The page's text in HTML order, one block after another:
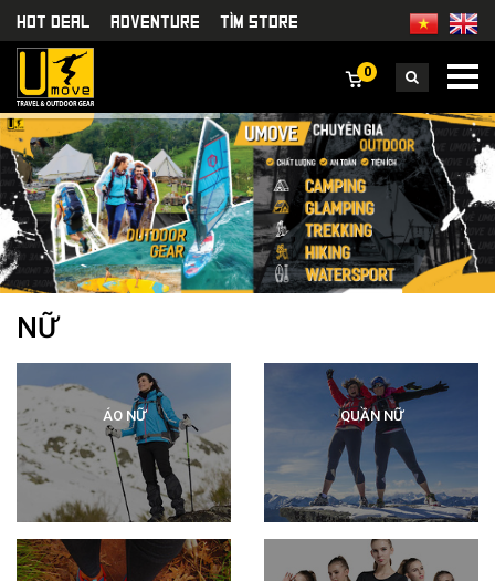
HOT DEAL Adventure TÌm Store
0
NỮ
ÁO NỮ QUẦN NỮ